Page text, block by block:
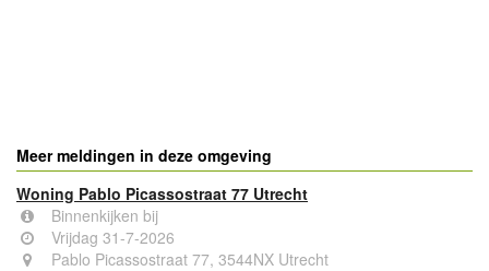
Meer meldingen in deze omgeving
Woning Pablo Picassostraat 77 Utrecht
Binnenkijken bij
Vrijdag 31-7-2026
Pablo Picassostraat 77, 3544NX Utrecht